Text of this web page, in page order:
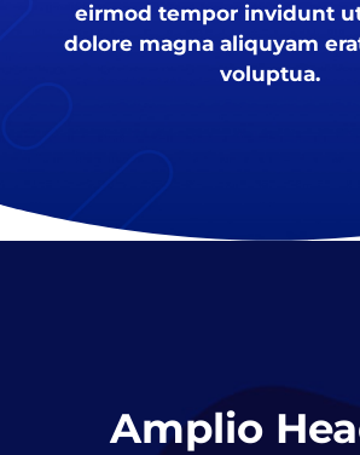
eirmod tempor invidunt
dolore magna aliquyam
voluptua.
Amplio